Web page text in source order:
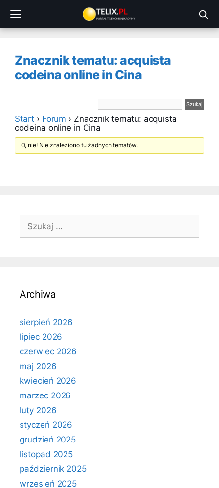
treści
Znacznik tematu: acquista
codeina online in Cina
Start › Forum › Znacznik tematu: acquista
codeina online in Cina
O, nie! Nie znaleziono tu żadnych tematów.
Szukaj:
Archiwa
sierpień 2026
lipiec 2026
czerwiec 2026
maj 2026
kwiecień 2026
marzec 2026
luty 2026
styczeń 2026
grudzień 2025
listopad 2025
październik 2025
wrzesień 2025